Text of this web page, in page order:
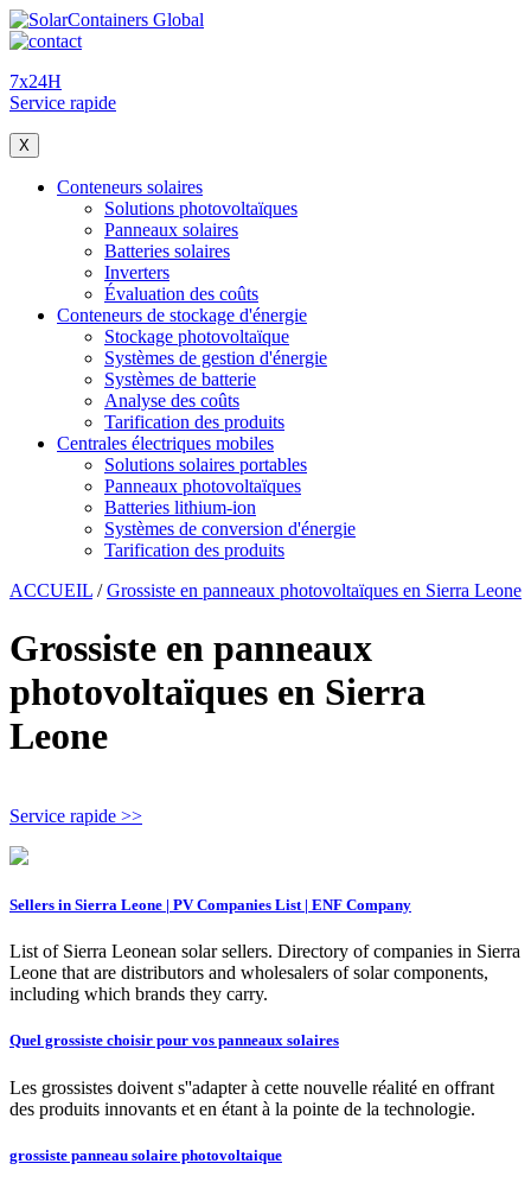
7x24H
Service rapide
X
Conteneurs solaires
Solutions photovoltaïques
Panneaux solaires
Batteries solaires
Inverters
Évaluation des coûts
Conteneurs de stockage d'énergie
Stockage photovoltaïque
Systèmes de gestion d'énergie
Systèmes de batterie
Analyse des coûts
Tarification des produits
Centrales électriques mobiles
Solutions solaires portables
Panneaux photovoltaïques
Batteries lithium-ion
Systèmes de conversion d'énergie
Tarification des produits
ACCUEIL /Grossiste en panneaux photovoltaïques en Sierra Leone
Grossiste en panneaux
photovoltaïques en Sierra
Leone
Service rapide >>
Sellers in Sierra Leone | PV Companies List | ENF Company
List of Sierra Leonean solar sellers. Directory of companies in Sierra
Leone that are distributors and wholesalers of solar components,
including which brands they carry.
Quel grossiste choisir pour vos panneaux solaires
Les grossistes doivent s''adapter à cette nouvelle réalité en offrant
des produits innovants et en étant à la pointe de la technologie.
grossiste panneau solaire photovoltaique